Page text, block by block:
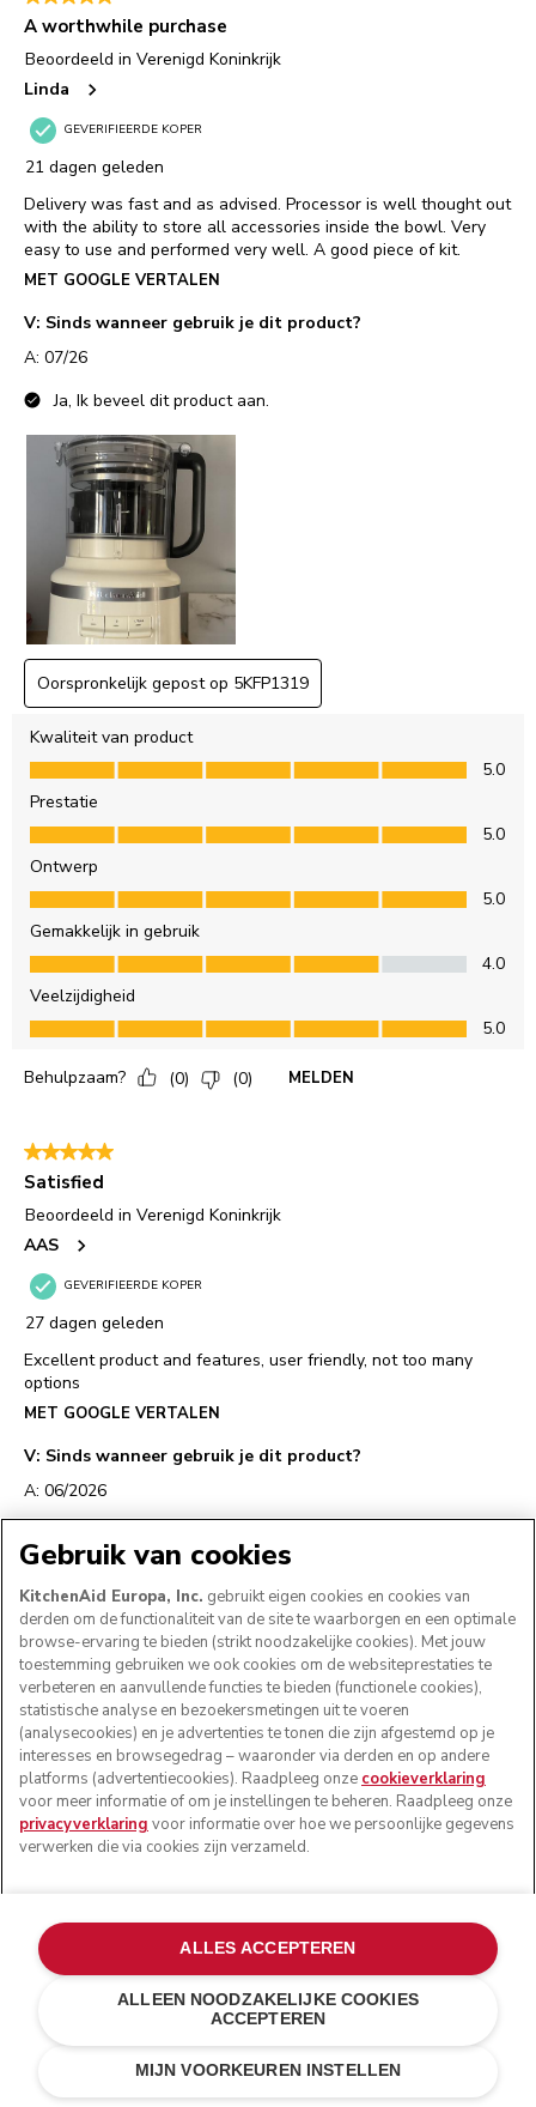
Kosten besparen€ 77,25
E-MAIL MIJ BIJ
BESCHIKBAARHEID
Gebruik van cookies
KitchenAid Europa, Inc. gebruikt eigen cookies en cookies van
derden om de functionaliteit van de site te waarborgen en een optimale
browse-ervaring te bieden (strikt noodzakelijke cookies). Met jouw
toestemming gebruiken we ook cookies om de websiteprestaties te
verbeteren en aanvullende functies te bieden (functionele cookies),
statistische analyse en bezoekersmetingen uit te voeren
(analysecookies) en je advertenties te tonen die zijn afgestemd op je
interesses en browsegedrag – waaronder via derden en op andere
platforms (advertentiecookies). Raadpleeg onze cookieverklaring
voor meer informatie of om je instellingen te beheren. Raadpleeg onze
privacyverklaring voor informatie over hoe we persoonlijke gegevens
verwerken die via cookies zijn verzameld.
MIJN VOORKEUREN INSTELLEN
ALLEEN NOODZAKELIJKE COOKIES
ACCEPTEREN
ALLES ACCEPTEREN